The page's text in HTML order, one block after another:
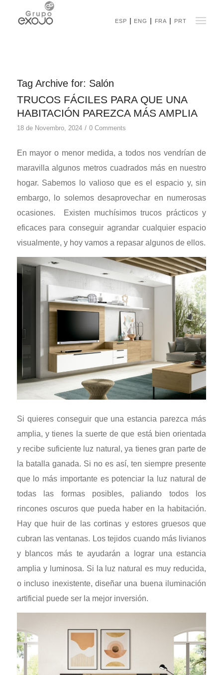
ESP ENG FRA PRT
Tag Archive for: Salón
TRUCOS FÁCILES PARA QUE UNA
HABITACIÓN PAREZCA MÁS AMPLIA
18 de Novembro, 2024 / 0 Comments
En mayor o menor medida, a todos nos vendrían de
maravilla algunos metros cuadrados más en nuestro
hogar. Sabemos lo valioso que es el espacio y, sin
embargo, lo solemos desaprovechar en numerosas
ocasiones. Existen muchísimos trucos prácticos y
eficaces para conseguir agrandar cualquier espacio
visualmente, y hoy vamos a repasar algunos de ellos.
Si quieres conseguir que una estancia parezca más
amplia, y tienes la suerte de que está bien orientada
y recibe suficiente luz natural, ya tienes gran parte de
la batalla ganada. Si no es así, ten siempre presente
que lo más importante es potenciar la luz natural de
todas las formas posibles, paliando todos los
rincones oscuros que pueda haber en la habitación.
Hay que huir de las cortinas y estores gruesos que
cubran las ventanas. Los tejidos cuando más livianos
y blancos más te ayudarán a lograr una estancia
amplia y luminosa. Si la luz natural es muy reducida,
o incluso inexistente, diseñar una buena iluminación
artificial puede ser la mejor inversión.